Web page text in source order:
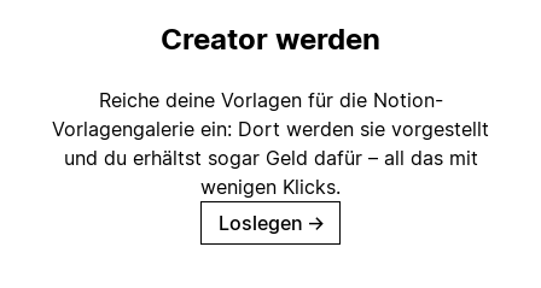
Creator werden
Reiche deine Vorlagen für die Notion-
Vorlagengalerie ein: Dort werden sie vorgestellt
und du erhältst sogar Geld dafür – all das mit
wenigen Klicks.
Loslegen →